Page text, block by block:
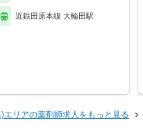
近鉄田原本線 大輪田駅
エリアの薬剤師求人をもっと見る